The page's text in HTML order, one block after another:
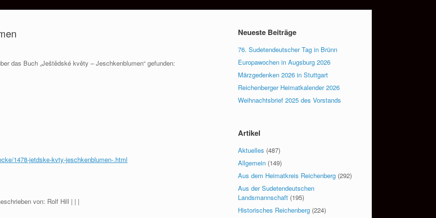
das Buch „Ještědské květy – Jeschkenblumen“ gefunden:
1478-jetdske-kvty-jeschkenblumen-.html
von: Rolf Hill | | |
Neueste Beiträge
76. Sudetendeutscher Tag in Brünn
Europawochen in Augsburg 2026
Märzgedenken 2026 in Stuttgart
Reichenberger Heimatkalender 2026
Weihnachtsbrief 2025 des Vorstands
Artikel
Aktuelles (487)
Allgemein (149)
Aus dem Heimatkreis Reichenberg (292)
Aus der Sudetendeutschen
Landsmannschaft (195)
Historisches Reichenberg (224)